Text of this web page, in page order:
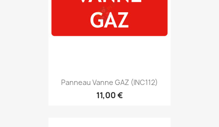
Panneau Vanne GAZ (INC112)
11,00 €